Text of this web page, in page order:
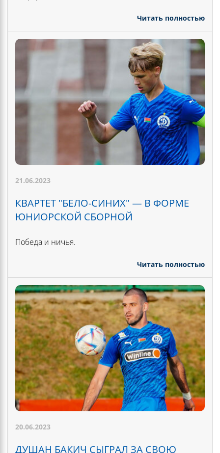
Читать полностью
21.06.2023
КВАРТЕТ "БЕЛО-СИНИХ" — В ФОРМЕ
ЮНИОРСКОЙ СБОРНОЙ
Победа и ничья.
Читать полностью
20.06.2023
ДУШАН БАКИЧ СЫГРАЛ ЗА СВОЮ